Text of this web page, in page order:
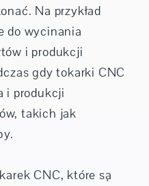
Na przykład
do wycinania
i produkcji
gdy tokarki CNC
i produkcji
takich jak
CNC, które są